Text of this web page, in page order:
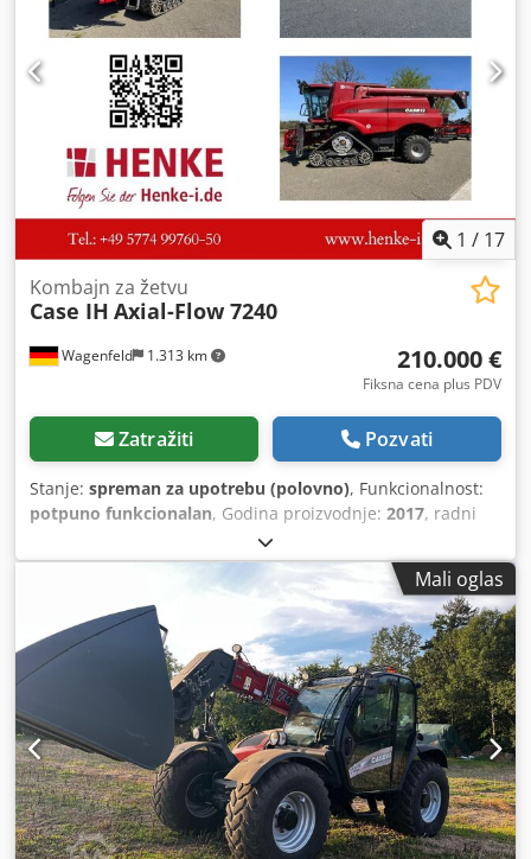
1 / 17
Wagenfeld 1.313 km
Kombajn za žetvu
Case IH Axial-Flow 7240
210.000 €
Fiksna cena plus PDV
Zatražiti Pozvati
Stanje: spreman za upotrebu (polovno), Funkcionalnost:
potpuno funkcionalan, Godina proizvodnje: 2017, radni
366 kW (497,62 KS)
maksimalna brzina:30 km/h, prva registracija:07/2017,
sledeća inspekcija (TÜV):07/2026
, dimenzija zadnje gume:
500/85 R24, broj mašine/vozila:YHG233775, Oprema:
kabina, klima uređaj, osvetljenje, sekač za uljanu repicu,
vučna spojnica prikolice, Po nalogu ovlašćenog lica
nudimo sledeću polovnu mašinu na prodaju: Case-IH
kombajn AF 7240 sa ST-rotorom Broj šasije: YHG233775
Uzdužno postavljen ST-rotor Varijanta za 30 km/h 6-
cilindara Snaga: 366 kW (497 KS) Prednji točkovi: gumene
gusenice sa oprugama, širina 610 mm Zadnji točkovi:
500/85 R24 HID paket radnih farova AC FAN automatsko
podešavanje broja obrtaja ventilatora Podesiva izbacna cev
Mali oglas